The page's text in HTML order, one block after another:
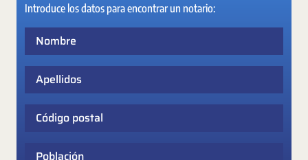
Introduce los datos para encontrar un notario:
Apellidos
Código postal
Población